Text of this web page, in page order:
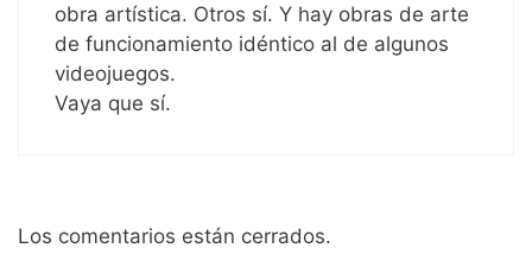
obra artística. Otros sí. Y hay obras de arte
de funcionamiento idéntico al de algunos
videojuegos.
Vaya que sí.
Los comentarios están cerrados.